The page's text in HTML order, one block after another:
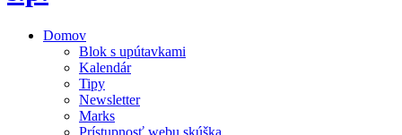
Domov
Blok s upútavkami
Kalendár
Tipy
Newsletter
Marks
Prístupnosť webu skúška